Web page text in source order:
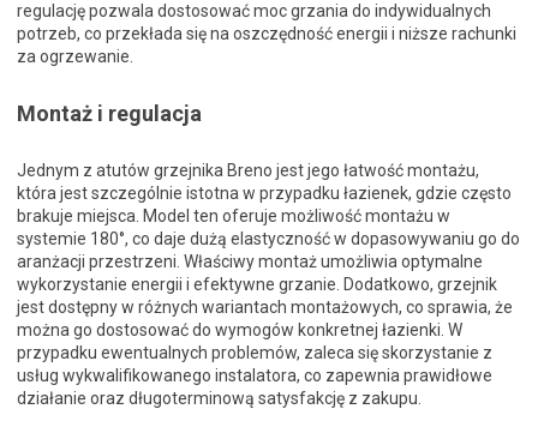
regulację pozwala dostosować moc grzania do indywidualnych
potrzeb, co przekłada się na oszczędność energii i niższe rachunki
za ogrzewanie.
Montaż i regulacja
Jednym z atutów grzejnika Breno jest jego łatwość montażu,
która jest szczególnie istotna w przypadku łazienek, gdzie często
brakuje miejsca. Model ten oferuje możliwość montażu w
systemie 180°, co daje dużą elastyczność w dopasowywaniu go do
aranżacji przestrzeni. Właściwy montaż umożliwia optymalne
wykorzystanie energii i efektywne grzanie. Dodatkowo, grzejnik
jest dostępny w różnych wariantach montażowych, co sprawia, że
można go dostosować do wymogów konkretnej łazienki. W
przypadku ewentualnych problemów, zaleca się skorzystanie z
usług wykwalifikowanego instalatora, co zapewnia prawidłowe
działanie oraz długoterminową satysfakcję z zakupu.